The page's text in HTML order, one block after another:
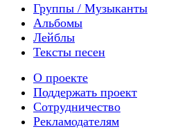
Группы / Музыканты
Альбомы
Лейблы
Тексты песен
О проекте
Поддержать проект
Сотрудничество
Рекламодателям